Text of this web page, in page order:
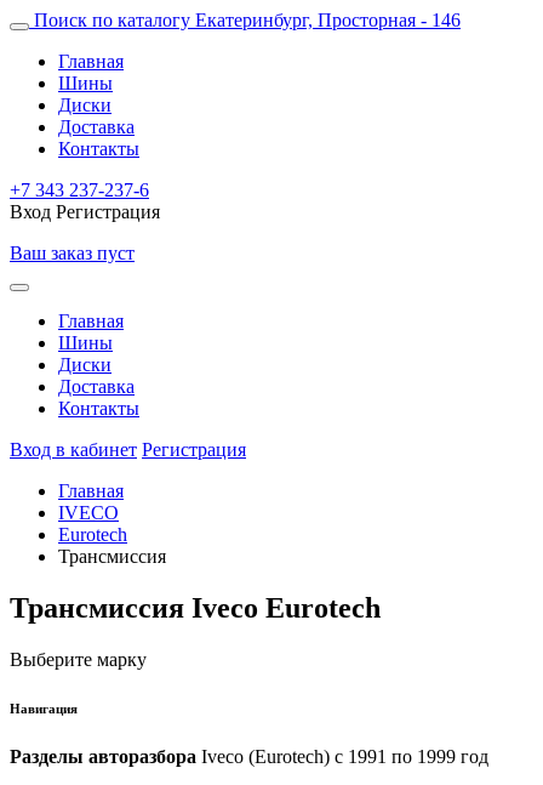
Поиск по каталогу Екатеринбург, Просторная - 146
Главная
Шины
Диски
Доставка
Контакты
+7 343 237-237-6
Вход Регистрация
Ваш заказ пуст
Главная
Шины
Диски
Доставка
Контакты
Вход в кабинет Регистрация
Главная
IVECO
Eurotech
Трансмиссия
Трансмиссия Iveco Eurotech
Выберите марку
Навигация
Разделы авторазбора Iveco (Eurotech) с 1991 по 1999 год